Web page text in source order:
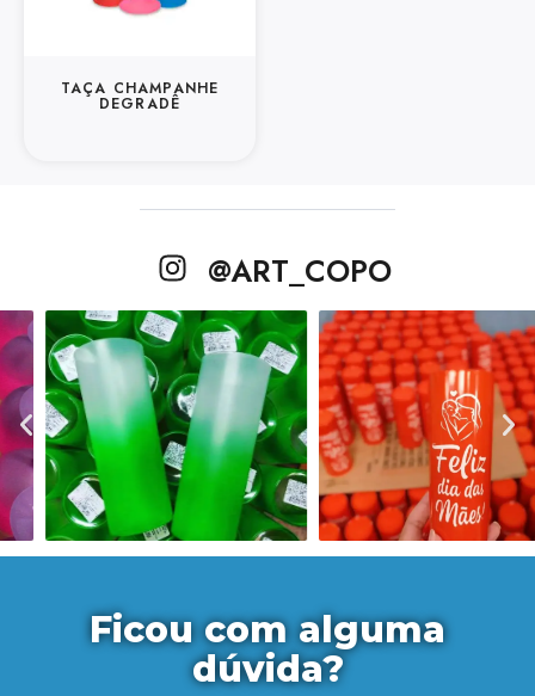
TAÇA CHAMPANHE
DEGRADÊ
@ART_COPO
Ficou com alguma
dúvida?